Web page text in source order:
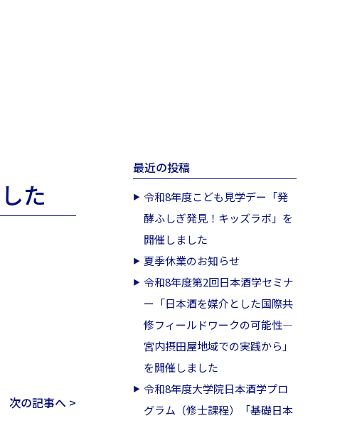
た
次の記事へ >
最近の投稿
令和8年度こども見学デー「発
酵ふしぎ発見！キッズラボ」を
開催しました
夏季休業のお知らせ
令和8年度第2回日本酒学セミナ
ー「日本酒を媒介とした国際共
修フィールドワークの可能性―
宮内摂田屋地域での実践から」
を開催しました
令和8年度大学院日本酒学プロ
グラム（修士課程）「基礎日本